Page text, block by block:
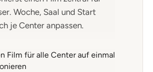
Woche, Saal und Start
je Center anpassen.
Film für alle Center auf einmal